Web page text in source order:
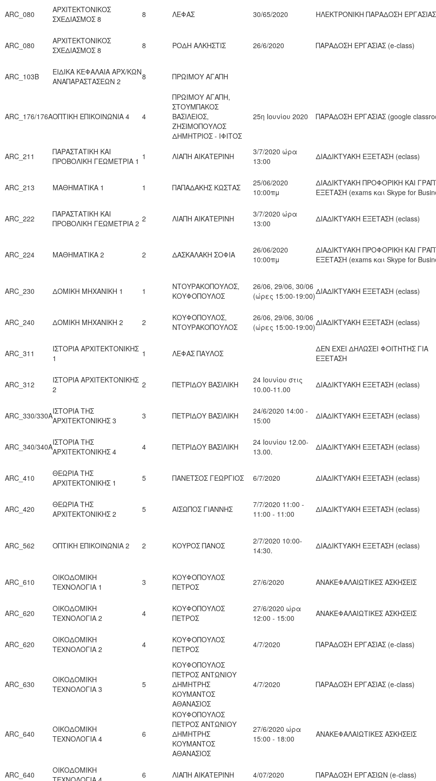
ARC_080
ΑΡΧΙΤΕΚΤΟΝΙΚΟΣ
ΣΧΕΔΙΑΣΜΟΣ 8
8 ΛΕΦΑΣ 30/65/2020 ΗΛΕΚΤΡΟΝΙΚΗ ΠΑΡΑΔΟΣΗ ΕΡΓΑΣΙΑΣ
ARC_080
ΑΡΧΙΤΕΚΤΟΝΙΚΟΣ
ΣΧΕΔΙΑΣΜΟΣ 8
8 ΡΟΔΗ ΑΛΚΗΣΤΙΣ 26/6/2020 ΠΑΡΑΔΟΣΗ ΕΡΓΑΣΙΑΣ (e-class)
ARC_103B
ΕΙΔΙΚΑ ΚΕΦΑΛΑΙΑ ΑΡΧ/ΚΩΝ
ΑΝΑΠΑΡΑΣΤΑΣΕΩΝ 2
8 ΠΡΩΙΜΟΥ ΑΓΑΠΗ
ARC_176/176ΑΟΠΤΙΚΗ ΕΠΙΚΟΙΝΩΝΙΑ 4 4
ΠΡΩΙΜΟΥ ΑΓΑΠΗ,
ΣΤΟΥΜΠΑΚΟΣ
ΒΑΣΙΛΕΙΟΣ,
ΖΗΣΙΜΟΠΟΥΛΟΣ
ΔΗΜΗΤΡΙΟΣ - ΙΦΙΤΟΣ
25η Ιουνίου 2020 ΠΑΡΑΔΟΣΗ ΕΡΓΑΣΙΑΣ (google
ARC_211
ΠΑΡΑΣΤΑΤΙΚΗ ΚΑΙ
ΠΡΟΒΟΛΙΚΗ ΓΕΩΜΕΤΡΙΑ 1 1 ΛΙΑΠΗ ΑΙΚΑΤΕΡΙΝΗ
3/7/2020 ώρα
13:00
ΔΙΑΔΙΚΤΥΑΚΗ ΕΞΕΤΑΣΗ (eclass)
ARC_213 ΜΑΘΗΜΑΤΙΚΑ 1 1 ΠΑΠΑΔΑΚΗΣ ΚΩΣΤΑΣ
25/06/2020
10:00πμ
ΔΙΑΔΙΚΤΥΑΚΗ ΠΡΟΦΟΡΙΚΗ ΚΑΙ
ΕΞΕΤΑΣΗ (exams και Skype for
ARC_222
ΠΑΡΑΣΤΑΤΙΚΗ ΚΑΙ
ΠΡΟΒΟΛΙΚΗ ΓΕΩΜΕΤΡΙΑ 2 2 ΛΙΑΠΗ ΑΙΚΑΤΕΡΙΝΗ
3/7/2020 ώρα
13:00
ΔΙΑΔΙΚΤΥΑΚΗ ΕΞΕΤΑΣΗ (eclass)
ARC_224 ΜΑΘΗΜΑΤΙΚΑ 2 2 ΔΑΣΚΑΛΑΚΗ ΣΟΦΙΑ
26/06/2020
10:00πμ
ΔΙΑΔΙΚΤΥΑΚΗ ΠΡΟΦΟΡΙΚΗ ΚΑΙ
ΕΞΕΤΑΣΗ (exams και Skype for
ARC_230 ΔΟΜΙΚΗ ΜΗΧΑΝΙΚΗ 1 1
ΝΤΟΥΡΑΚΟΠΟΥΛΟΣ,
ΚΟΥΦΟΠΟΥΛΟΣ
26/06, 29/06, 30/06
(ώρες 15:00-19:00)ΔΙΑΔΙΚΤΥΑΚΗ ΕΞΕΤΑΣΗ (eclass)
ARC_240 ΔΟΜΙΚΗ ΜΗΧΑΝΙΚΗ 2 2
ΚΟΥΦΟΠΟΥΛΟΣ,
ΝΤΟΥΡΑΚΟΠΟΥΛΟΣ
26/06, 29/06, 30/06
(ώρες 15:00-19:00)ΔΙΑΔΙΚΤΥΑΚΗ ΕΞΕΤΑΣΗ (eclass)
ARC_311
ΙΣΤΟΡΙΑ ΑΡΧΙΤΕΚΤΟΝΙΚΗΣ
1
1 ΛΕΦΑΣ ΠΑΥΛΟΣ
ΔΕΝ ΕΧΕΙ ΔΗΛΩΣΕΙ ΦΟΙΤΗΤΗΣ ΓΙΑ
ΕΞΕΤΑΣΗ
ARC_312
ΙΣΤΟΡΙΑ ΑΡΧΙΤΕΚΤΟΝΙΚΗΣ
2
2 ΠΕΤΡΙΔΟΥ ΒΑΣΙΛΙΚΗ
24 Ιουνίου στις
10.00-11.00
ΔΙΑΔΙΚΤΥΑΚΗ ΕΞΕΤΑΣΗ (eclass)
ARC_330/330ΑΙΣΤΟΡΙΑ ΤΗΣ
ΑΡΧΙΤΕΚΤΟΝΙΚΗΣ 3
3 ΠΕΤΡΙΔΟΥ ΒΑΣΙΛΙΚΗ
24/6/2020 14:00 -
15:00
ΔΙΑΔΙΚΤΥΑΚΗ ΕΞΕΤΑΣΗ (eclass)
ARC_340/340ΑΙΣΤΟΡΙΑ ΤΗΣ
ΑΡΧΙΤΕΚΤΟΝΙΚΗΣ 4
4 ΠΕΤΡΙΔΟΥ ΒΑΣΙΛΙΚΗ
24 Ιουνίου 12.00-
13.00.
ΔΙΑΔΙΚΤΥΑΚΗ ΕΞΕΤΑΣΗ (eclass)
ARC_410
ΘΕΩΡΙΑ ΤΗΣ
ΑΡΧΙΤΕΚΤΟΝΙΚΗΣ 1
5 ΠΑΝΕΤΣΟΣ ΓΕΩΡΓΙΟΣ 6/7/2020 ΔΙΑΔΙΚΤΥΑΚΗ ΕΞΕΤΑΣΗ (eclass)
ARC_420
ΘΕΩΡΙΑ ΤΗΣ
ΑΡΧΙΤΕΚΤΟΝΙΚΗΣ 2
5 ΑΙΣΩΠΟΣ ΓΙΑΝΝΗΣ
7/7/2020 11:00 -
11:00 - 11:00
ΔΙΑΔΙΚΤΥΑΚΗ ΕΞΕΤΑΣΗ (eclass)
ARC_562 ΟΠΤΙΚΗ ΕΠΙΚΟΙΝΩΝΙΑ 2 2 ΚΟΥΡΟΣ ΠΑΝΟΣ
2/7/2020 10:00-
14:30.
ΔΙΑΔΙΚΤΥΑΚΗ ΕΞΕΤΑΣΗ (eclass)
ARC_610
ΟΙΚΟΔΟΜΙΚΗ
ΤΕΧΝΟΛΟΓΙΑ 1
3
ΚΟΥΦΟΠΟΥΛΟΣ
ΠΕΤΡΟΣ
27/6/2020 ΑΝΑΚΕΦΑΛΑΙΩΤΙΚΕΣ ΑΣΚΗΣΕΙΣ
ARC_620
ΟΙΚΟΔΟΜΙΚΗ
ΤΕΧΝΟΛΟΓΙΑ 2
4
ΚΟΥΦΟΠΟΥΛΟΣ
ΠΕΤΡΟΣ
27/6/2020 ώρα
12:00 - 15:00
ΑΝΑΚΕΦΑΛΑΙΩΤΙΚΕΣ ΑΣΚΗΣΕΙΣ
ARC_620
ΟΙΚΟΔΟΜΙΚΗ
ΤΕΧΝΟΛΟΓΙΑ 2
4
ΚΟΥΦΟΠΟΥΛΟΣ
ΠΕΤΡΟΣ
4/7/2020 ΠΑΡΑΔΟΣΗ ΕΡΓΑΣΙΑΣ (e-class)
ARC_630
ΟΙΚΟΔΟΜΙΚΗ
ΤΕΧΝΟΛΟΓΙΑ 3
5
ΚΟΥΦΟΠΟΥΛΟΣ
ΠΕΤΡΟΣ ΑΝΤΩΝΙΟΥ
ΔΗΜΗΤΡΗΣ
ΚΟΥΜΑΝΤΟΣ
ΑΘΑΝΑΣΙΟΣ
4/7/2020 ΠΑΡΑΔΟΣΗ ΕΡΓΑΣΙΑΣ (e-class)
ARC_640
ΟΙΚΟΔΟΜΙΚΗ
ΤΕΧΝΟΛΟΓΙΑ 4
6
ΚΟΥΦΟΠΟΥΛΟΣ
ΠΕΤΡΟΣ ΑΝΤΩΝΙΟΥ
ΔΗΜΗΤΡΗΣ
ΚΟΥΜΑΝΤΟΣ
ΑΘΑΝΑΣΙΟΣ
27/6/2020 ώρα
15:00 - 18:00
ΑΝΑΚΕΦΑΛΑΙΩΤΙΚΕΣ ΑΣΚΗΣΕΙΣ
ARC_640
ΟΙΚΟΔΟΜΙΚΗ
6 ΛΙΑΠΗ ΑΙΚΑΤΕΡΙΝΗ 4/07/2020 ΠΑΡΑΔΟΣΗ ΕΡΓΑΣΙΩΝ (e-class)